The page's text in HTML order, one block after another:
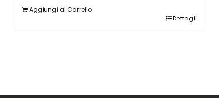
Aggiungi al Carrello
Dettagli